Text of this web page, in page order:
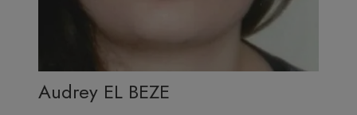
Audrey EL BEZE